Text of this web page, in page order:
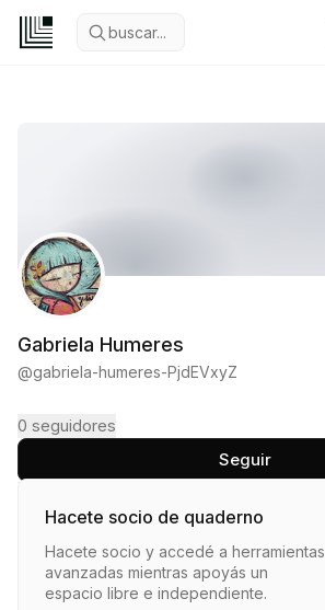
buscar...
Gabriela Humeres
@gabriela-humeres-PjdEVxyZ
0 seguidores
Seguir
Hacete socio de quaderno
Hacete socio y accedé a herramientas
avanzadas mientras apoyás un
espacio libre e independiente.